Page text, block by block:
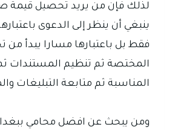
لذلك فإن من يريد تحصيل قيمة
ينبغي أن ينظر إلى الدعوى
فقط بل باعتبارها مسارا يبدأ من
المختصة ثم تنظيم المستندات ثم
المناسبة ثم متابعة التبليغات
ومن يبحث عن افضل محامي